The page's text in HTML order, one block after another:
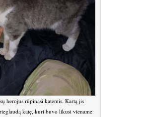
herojus rūpinasi katėmis. Kartą jis
katę, kuri buvo likusi viename